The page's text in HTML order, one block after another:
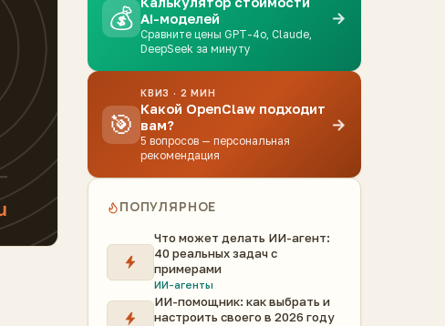
💰 AI-моделей
Сравните цены GPT-4o, Claude,
DeepSeek за минуту
→
🎯
КВИЗ · 2 МИН
Какой OpenClaw подходит
вам?
5 вопросов — персональная
рекомендация
→
ПОПУЛЯРНОЕ
Что может делать ИИ-агент:
40 реальных задач с
примерами
ИИ-агенты
ИИ-помощник: как выбрать и
настроить своего в 2026 году